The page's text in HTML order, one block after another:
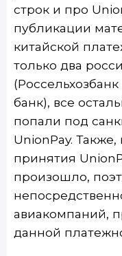
строк и про
публикации
китайской
только два
банк), все
попали под
UnionPay.
принятия
произошло,
авиакомпаний,
данной